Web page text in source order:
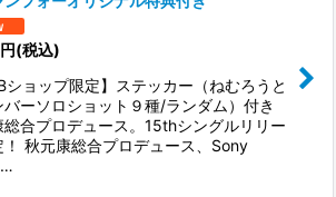
円(税込)
ショップ限定】ステッカー（ねむろうと
バーソロショット９種/ランダム）付き
総合プロデュース。15thシングルリリー
！ 秋元康総合プロデュース、Sony